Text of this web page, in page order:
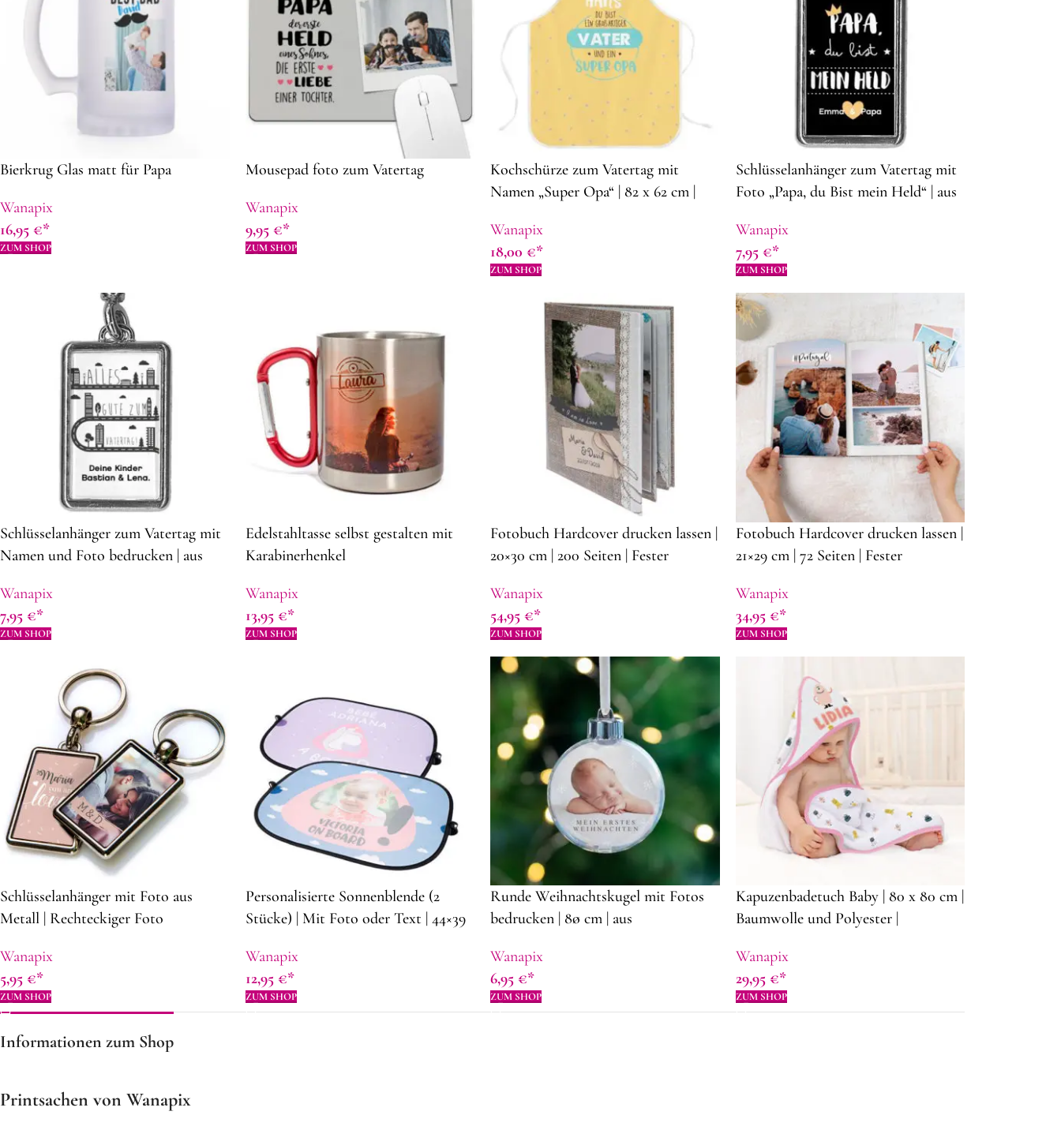
Bierkrug Glas matt für Papa
Wanapix
16,95 €
ZUM SHOP
Mousepad foto zum Vatertag
Wanapix
9,95 €
ZUM SHOP
Kochschürze zum Vatertag mit
Namen „Super Opa“ | 82 x 62 cm |
gestalten | Geschenkidee zum
Vatertag
Wanapix
18,00 €
ZUM SHOP
Schlüsselanhänger zum Vatertag mit
Foto „Papa, du Bist mein Held“ | aus
zum Vatertag
Wanapix
7,95 €
ZUM SHOP
Schlüsselanhänger zum Vatertag mit
Namen und Foto bedrucken | aus
Geschenkidee zum Vatertag
Wanapix
7,95 €
ZUM SHOP
Edelstahltasse selbst gestalten mit
Karabinerhenkel
Wanapix
13,95 €
ZUM SHOP
Fotobuch Hardcover drucken lassen |
20×30 cm | 200 Seiten | Fester
Album
Wanapix
54,95 €
ZUM SHOP
Fotobuch Hardcover drucken lassen |
21×29 cm | 72 Seiten | Fester
Album
Wanapix
34,95 €
ZUM SHOP
Schlüsselanhänger mit Foto aus
Metall | Rechteckiger Foto
Mindestbestellung | Personalisierte
Geschenkidee
Wanapix
5,95 €
ZUM SHOP
Personalisierte Sonnenblende (2
Stücke) | Mit Foto oder Text | 44×39
Wanapix
12,95 €
ZUM SHOP
Runde Weihnachtskugel mit Fotos
bedrucken | 8ø cm | aus
Dekorationsidee für Weihnachten
Wanapix
6,95 €
ZUM SHOP
Kapuzenbadetuch Baby | 80 x 80 cm |
Baumwolle und Polyester |
Fotos
Wanapix
29,95 €
ZUM SHOP
Informationen zum Shop
Printsachen von Wanapix